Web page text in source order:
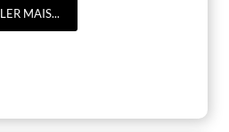
LER MAIS...